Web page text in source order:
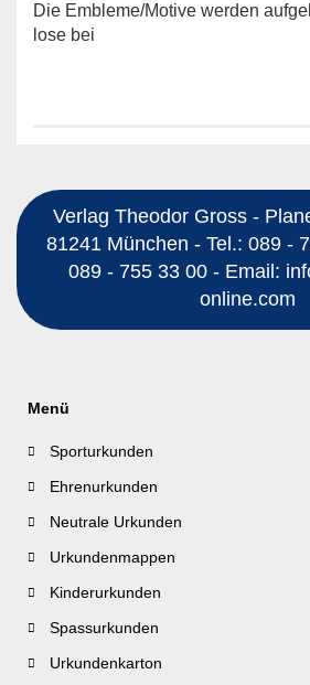
Die Embleme/Motive werden
lose bei
Verlag Theodor Gross -
81241 München - Tel.: 089 -
089 - 755 33 00 - Email:
online.com
Menü
Sporturkunden
Ehrenurkunden
Neutrale Urkunden
Urkundenmappen
Kinderurkunden
Spassurkunden
Urkundenkarton